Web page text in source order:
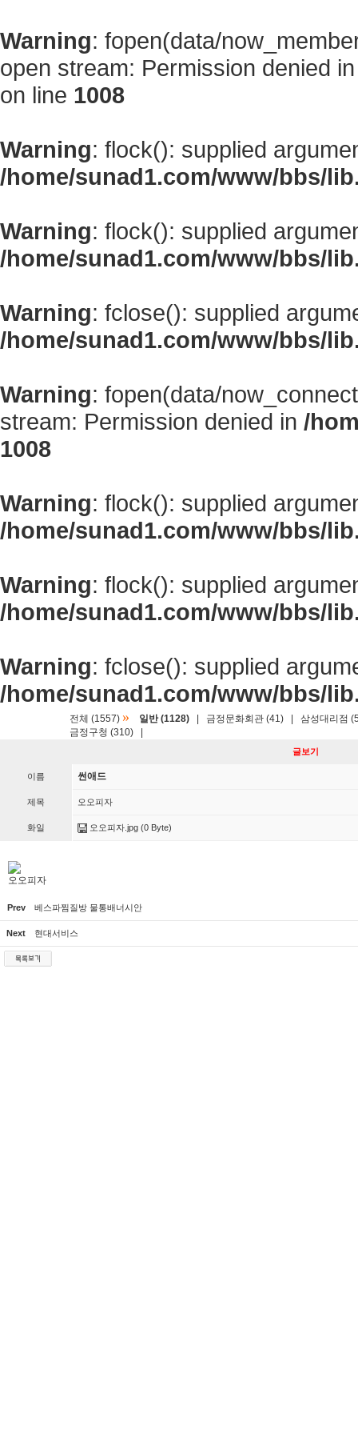
Warning: fopen(data/
open stream: Permission denied
on line 1008
Warning: flock(): supplied
/home/sunad1.com/www/bbs/
Warning: flock(): supplied
/home/sunad1.com/www/bbs/
Warning: fclose(): supplied
/home/sunad1.com/www/bbs/
Warning: fopen(data/
stream: Permission denied in /
1008
Warning: flock(): supplied
/home/sunad1.com/www/bbs/
Warning: flock(): supplied
/home/sunad1.com/www/bbs/
Warning: fclose(): supplied
/home/sunad1.com/www/bbs/
전체 (1557) » 일반 (1128) 금정문화회관 (41)
삼성대리점
금정구청 (310)
글보기
이름 썬애드
제목 오오피자
화일 오오피자.jpg (0 Byte)
오오피자
Prev 베스파찜질방 물통배너시안
Next 현대서비스